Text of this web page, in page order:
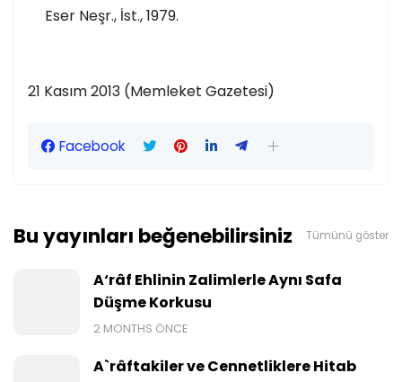
Eser Neşr., İst., 1979.
21 Kasım 2013 (Memleket Gazetesi)
Facebook
Bu yayınları beğenebilirsiniz Tümünü göster
A‘râf Ehlinin Zalimlerle Aynı Safa
Düşme Korkusu
2 MONTHS ÖNCE
A`râftakiler ve Cennetliklere Hitab